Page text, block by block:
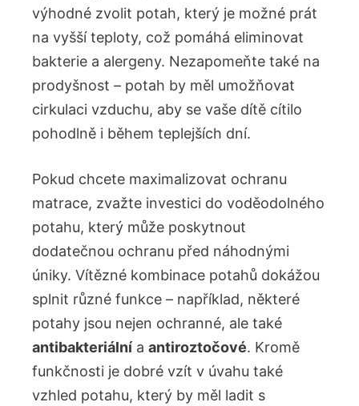
výhodné zvolit potah, který je možné prát
na vyšší teploty, což pomáhá eliminovat
bakterie a alergeny. Nezapomeňte také na
prodyšnost – potah by měl umožňovat
cirkulaci vzduchu, aby se vaše dítě cítilo
pohodlně i během teplejších dní.
Pokud chcete maximalizovat ochranu
matrace, zvažte investici do voděodolného
potahu, který může poskytnout
dodatečnou ochranu před náhodnými
úniky. Vítězné kombinace potahů dokážou
splnit různé funkce – například, některé
potahy jsou nejen ochranné, ale také
antibakteriální a antiroztočové. Kromě
funkčnosti je dobré vzít v úvahu také
vzhled potahu, který by měl ladit s